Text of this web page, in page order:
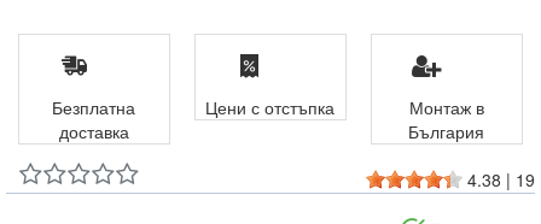
4.38 | 19
Безплатна
доставка
Цени с отстъпка
Монтаж в
България